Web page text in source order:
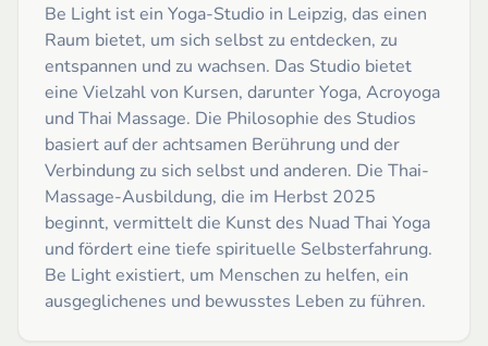
Be Light ist ein Yoga-Studio in Leipzig, das einen
Raum bietet, um sich selbst zu entdecken, zu
entspannen und zu wachsen. Das Studio bietet
eine Vielzahl von Kursen, darunter Yoga, Acroyoga
und Thai Massage. Die Philosophie des Studios
basiert auf der achtsamen Berührung und der
Verbindung zu sich selbst und anderen. Die Thai-
Massage-Ausbildung, die im Herbst 2025
beginnt, vermittelt die Kunst des Nuad Thai Yoga
und fördert eine tiefe spirituelle Selbsterfahrung.
Be Light existiert, um Menschen zu helfen, ein
ausgeglichenes und bewusstes Leben zu führen.